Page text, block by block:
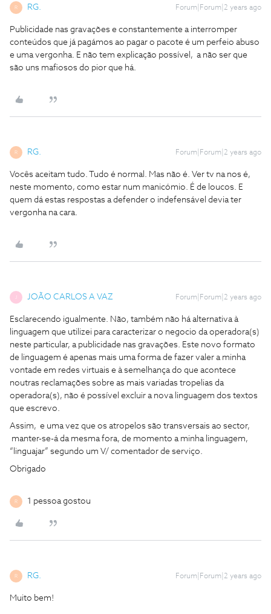
R RG. Forum|Forum|2 years ago
Publicidade nas gravações e constantemente a interromper
conteúdos que já pagámos ao pagar o pacote é um perfeio abuso
e uma vergonha. E não tem explicação possível, a não ser que
são uns mafiosos do pior que há.
R RG. Forum|Forum|2 years ago
Vocês aceitam tudo. Tudo é normal. Mas não é. Ver tv na nos é,
neste momento, como estar num manicómio. É de loucos. E
quem dá estas respostas a defender o indefensável devia ter
vergonha na cara.
J JOÃO CARLOS A VAZ Forum|Forum|2 years ago
Esclarecendo igualmente. Não, também não há alternativa à
linguagem que utilizei para caracterizar o negocio da operadora(s)
neste particular, a publicidade nas gravações. Este novo formato
de linguagem é apenas mais uma forma de fazer valer a minha
vontade em redes virtuais e à semelhança do que acontece
noutras reclamações sobre as mais variadas tropelias da
operadora(s), não é possível excluir a nova linguagem dos textos
que escrevo.
Assim, e uma vez que os atropelos são transversais ao sector,
manter-se-á da mesma fora, de momento a minha linguagem,
“linguajar” segundo um V/ comentador de serviço.
Obrigado
R 1 pessoa gostou
R RG. Forum|Forum|2 years ago
Muito bem!